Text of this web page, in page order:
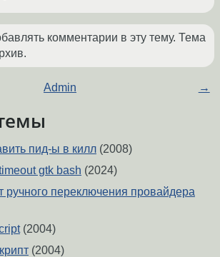
комментарии в эту тему. Тема
Admin →
пид-ы в килл (2008)
gtk bash (2024)
ручного переключения провайдера
(2004)
(2004)